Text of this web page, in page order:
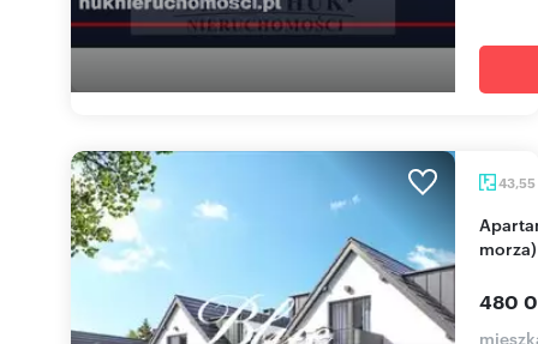
43,55
Apartament 2 pok. z tarasem i basenem (150m od
morza)
480